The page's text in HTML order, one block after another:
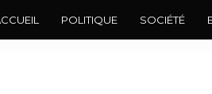
POLITIQUE SOCIÉTÉ